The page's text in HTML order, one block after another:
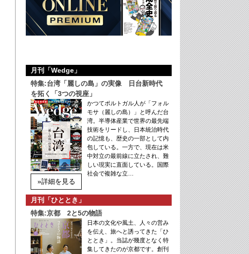
月刊「Wedge」
特集:台湾「麗しの島」の実像 日台新時代
を拓く「3つの視座」
»詳細を見る
かつてポルトガル人が「フォル
モサ（麗しの島）」と呼んだ台
湾。半導体産業で世界の最先端
技術をリードし、日本統治時代
の記憶も、歴史の一部として内
包している。一方で、現在は米
中対立の最前線に立たされ、難
しい現実に直面している。国際
社会で複雑な立…
月刊「ひととき」
特集:京都 2と5の物語
日本の文化や風土、人々の営み
を伝え、旅へと誘ってきた「ひ
ととき」。当誌が幾度となく特
集してきたのが京都です。創刊